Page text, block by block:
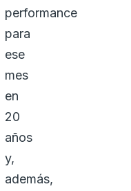
performance
para
ese
mes
en
20
años
y,
además,